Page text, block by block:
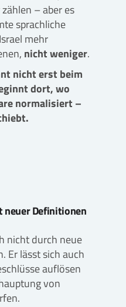
– aber es
sprachliche
mehr
nicht weniger.
nicht erst beim
dort, wo
normalisiert –
Definitionen
nicht durch neue
Er lässt sich auch
auflösen
von